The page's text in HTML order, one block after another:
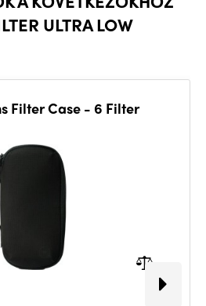
ULTRA LOW
Filter Case - 6 Filter